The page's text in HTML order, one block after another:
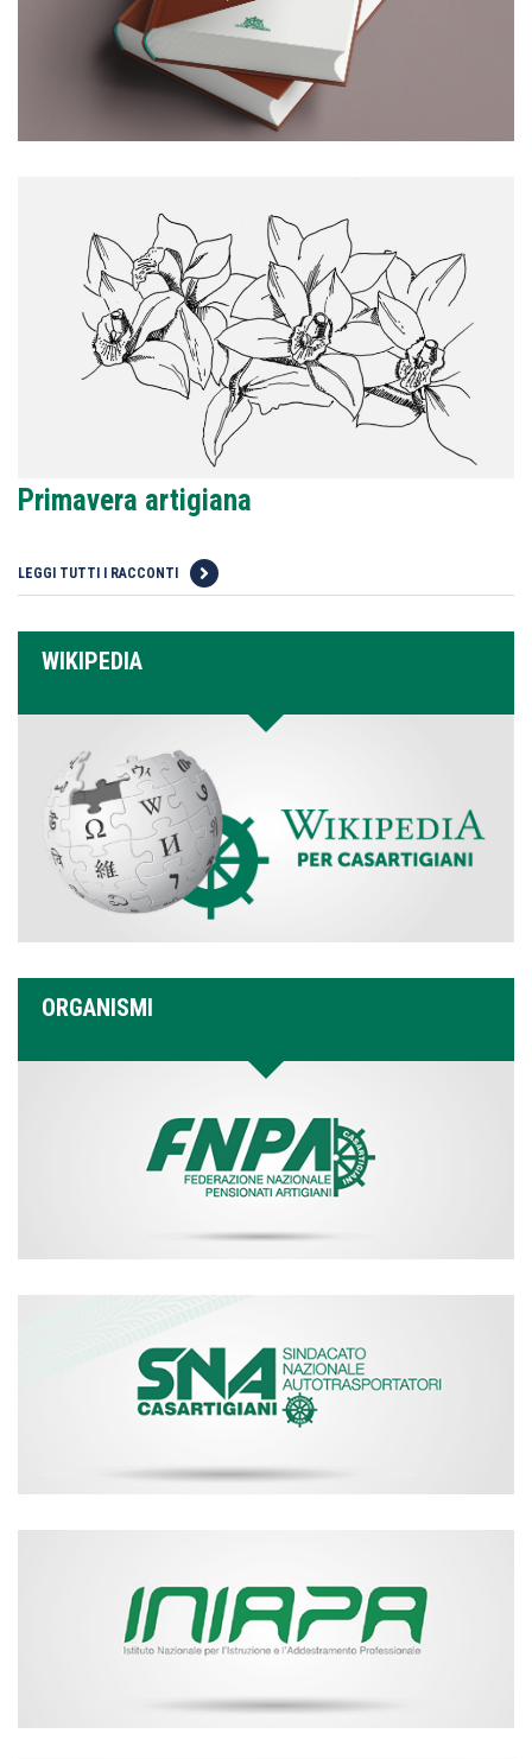
Primavera artigiana
LEGGI TUTTI I RACCONTI
WIKIPEDIA
ORGANISMI